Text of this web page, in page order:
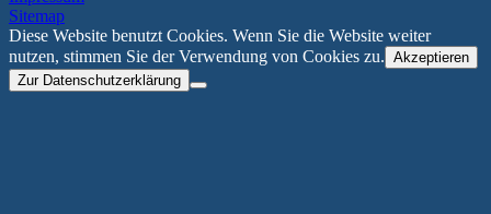
Sitemap
Diese Website benutzt Cookies. Wenn Sie die Website weiter
nutzen, stimmen Sie der Verwendung von Cookies zu. Akzeptieren
Zur Datenschutzerklärung